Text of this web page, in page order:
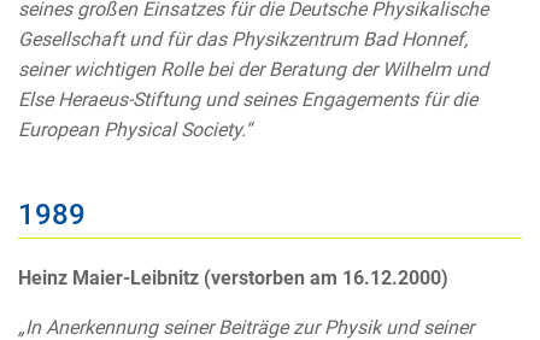
seines großen Einsatzes für die Deutsche Physikalische
Gesellschaft und für das Physikzentrum Bad Honnef,
seiner wichtigen Rolle bei der Beratung der Wilhelm und
Else Heraeus-Stiftung und seines Engagements für die
European Physical Society.“
1989
Heinz Maier-Leibnitz (verstorben am 16.12.2000)
„In Anerkennung seiner Beiträge zur Physik und seiner